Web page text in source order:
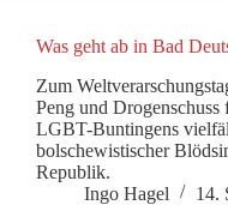
Was geht ab in Bad
Zum
Peng und
LGBT-Buntingens
bolschewistischer
Republik.
Ingo Hagel
14.